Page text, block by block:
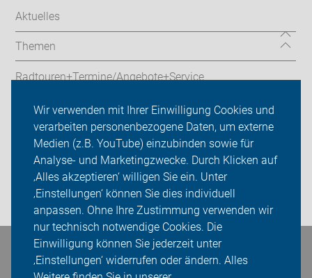
Wir verwenden mit Ihrer Einwilligung Cookies und
verarbeiten personenbezogene Daten, um externe
Medien (z.B. YouTube) einzubinden sowie für
Analyse- und Marketingzwecke. Durch Klicken auf
‚Alles akzeptieren‘ willigen Sie ein. Unter
‚Einstellungen‘ können Sie dies individuell
anpassen. Ohne Ihre Zustimmung verwenden wir
nur technisch notwendige Cookies. Die
Einwilligung können Sie jederzeit unter
‚Einstellungen‘ widerrufen oder ändern. Alles
Aktuelles
Themen
Radtouren+Termine/Angebote+Service
ADFC Mettmann
Sei dabei
Presse
Login
Bleiben Sie in Kontakt